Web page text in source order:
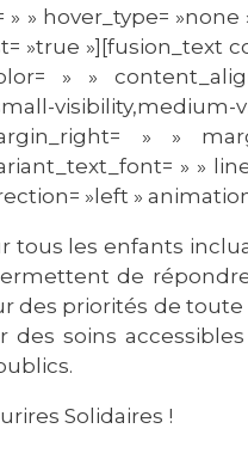
hover_type=
»true »][fusion_text
» »
visibility,medium-
» »
» »
»left »
tous les enfants
de
priorités de
des soins
Solidaires !